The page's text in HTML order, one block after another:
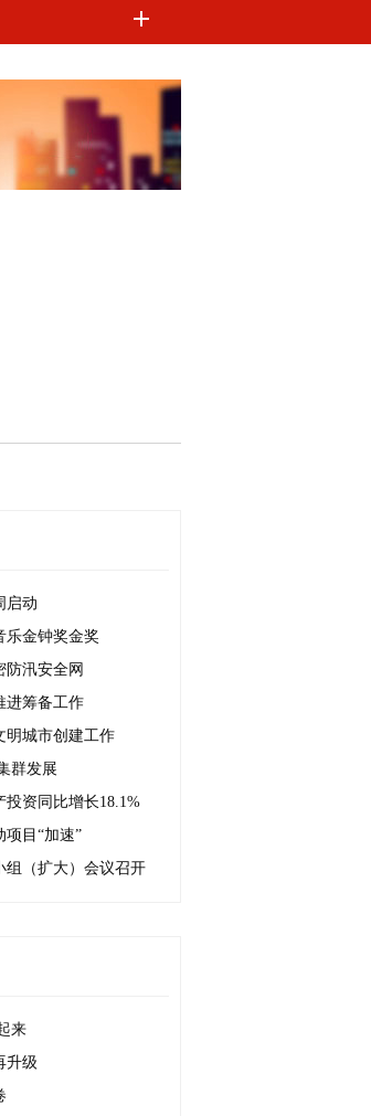
启动
乐金钟奖金奖
防汛安全网
进筹备工作
明城市创建工作
群发展
投资同比增长18.1%
目“加速”
组（扩大）会议召开
来
升级